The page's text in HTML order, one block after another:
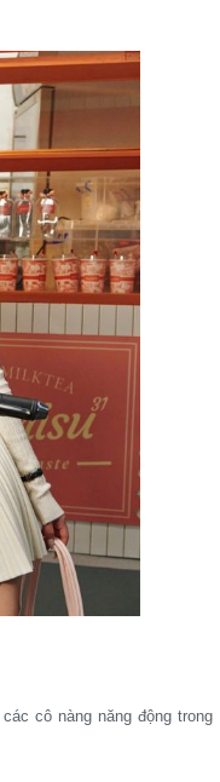
cô nàng năng động trong